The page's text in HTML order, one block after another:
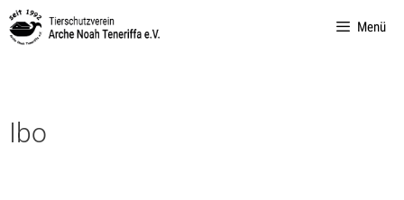
Menü
Ibo